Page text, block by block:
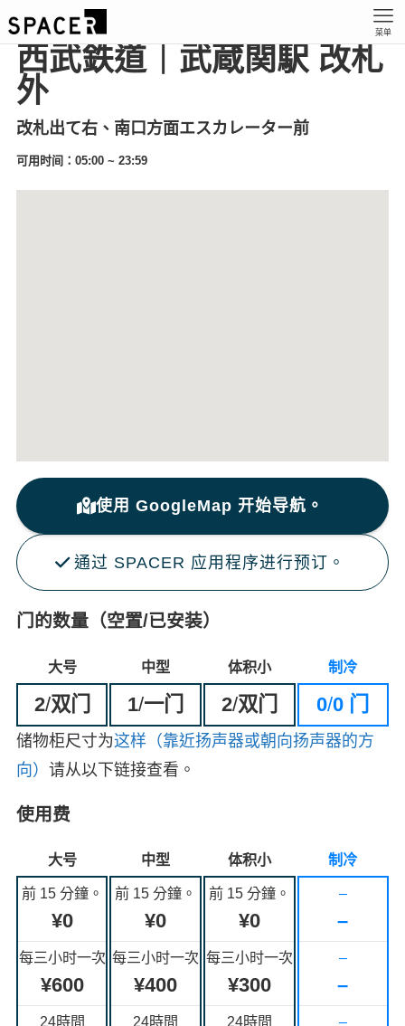
菜单
西武鉄道｜武蔵関駅 改札
外
改札出て右、南口方面エスカレーター前
可用时间：05:00 ~ 23:59
使用 GoogleMap 开始导航。
通过 SPACER 应用程序进行预订。
门的数量（空置/已安装）
大号 中型 体积小 制冷
2/双门 1/一门 2/双门 0/0 门
储物柜尺寸为这样（靠近扬声器或朝向扬声器的方
向） 请从以下链接查看。
使用费
大号 中型 体积小 制冷
前 15 分鐘。
¥0
每三小时一次
¥600
24時間
前 15 分鐘。
¥0
每三小时一次
¥400
24時間
前 15 分鐘。
¥0
每三小时一次
¥300
24時間
–
–
–
–
–